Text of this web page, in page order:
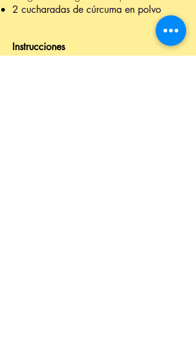
2 cucharadas de cúrcuma en polvo
Instrucciones